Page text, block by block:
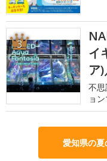
3
イ
ア
不
ョ
愛知県の